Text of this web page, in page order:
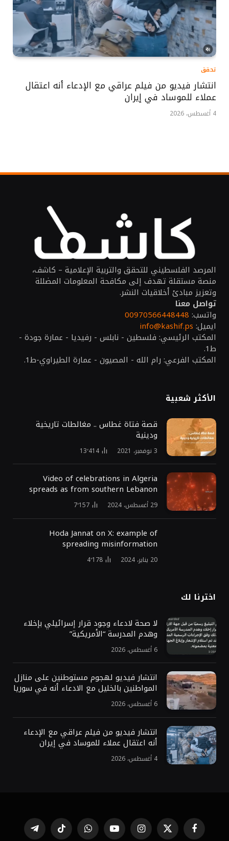
تحقق
انتشار فيديو من فيلم عراقي مع الإدعاء أنه اعتقال
عملاء للموساد في إيران
4 أغسطس، 2026
المرصد الفلسطيني للتحقق والتربية الإعلامية – كاشف،
منصة مستقلة تهدف إلى مكافحة المعلومات المضللة
وتعزيز مبادئ أخلاقيات النشر.
تواصل معنا
واتسب: 00970566448448
ايميل: info@kashif.ps
المكتب الرئيسي: فلسطين - نابلس - رفيديا - عمارة جودة -
ط1.
المكتب الفرعي: رام الله - المصيون - عمارة الطيراوي-ط1.
الأكثر شعبية
قصة فتاة غطاس .. مغالطات تاريخية
ودينية
3 نوفمبر، 2021 13٬414
Video of celebrations in Algeria
spreads as from southern Lebanon
29 أغسطس، 2024 7٬157
Hoda Jannat on X: example of
spreading misinformation
20 يناير، 2024 4٬178
اخترنا لك
لا صحة لادعاء وجود قرار إسرائيلي بإخلاء
وهدم المدرسة “الأمريكية”
6 أغسطس، 2026
انتشار فيديو لهجوم مستوطنين على منازل
المواطنين بالخليل مع الادعاء أنه في سوريا
6 أغسطس، 2026
انتشار فيديو من فيلم عراقي مع الإدعاء
أنه اعتقال عملاء للموساد في إيران
4 أغسطس، 2026
فيسبوك X الانستغراميوتيوب واتساب تيكتوك تيلقرام